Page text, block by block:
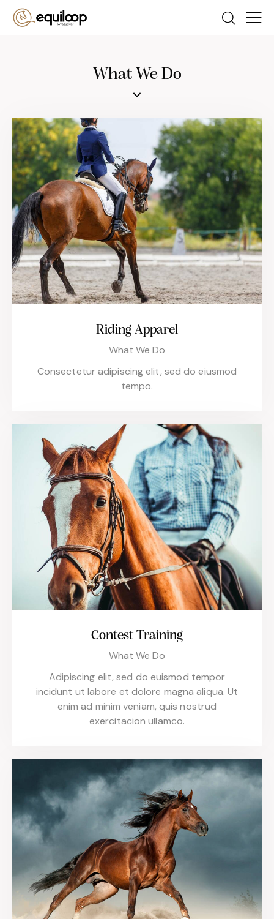
What We Do
Riding Apparel
What We Do
Consectetur adipiscing elit, sed do eiusmod
tempo.
Contest Training
What We Do
Adipiscing elit, sed do euismod tempor
incidunt ut labore et dolore magna aliqua. Ut
enim ad minim veniam, quis nostrud
exercitacion ullamco.